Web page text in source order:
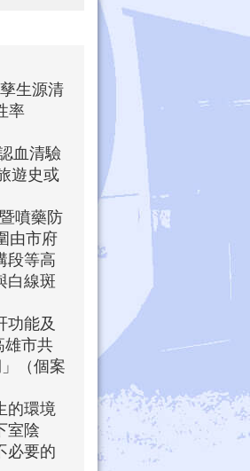
生源清
率
血清驗
遊史或
噴藥防
由市府
段等高
白線斑
功能及
雄市共
（個案
的環境
室陰
必要的